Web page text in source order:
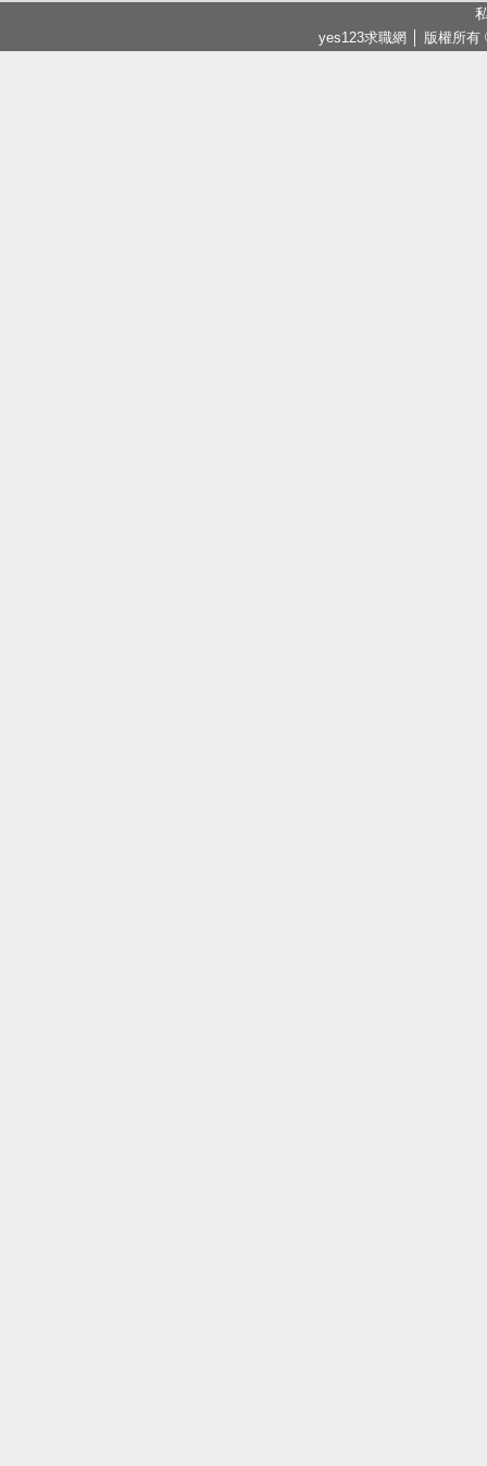
yes123求職網 │ 版權所有